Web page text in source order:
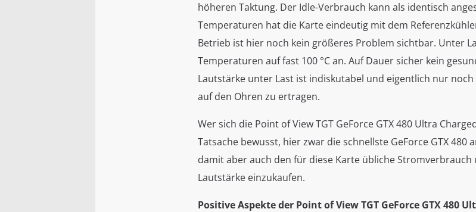
höheren Taktung. Der Idle-Verbrauch kann als identisch
Temperaturen hat die Karte eindeutig mit dem
Betrieb ist hier noch kein größeres Problem sichtbar. Unter
Temperaturen auf fast 100 °C an. Auf Dauer sicher kein
Lautstärke unter Last ist indiskutabel und eigentlich nur
auf den Ohren zu ertragen.
Wer sich die Point of View TGT GeForce GTX 480 Ultra
Tatsache bewusst, hier zwar die schnellste GeForce GTX 480
damit aber auch den für diese Karte übliche
Lautstärke einzukaufen.
Positive Aspekte der Point of View TGT GeForce GTX 480